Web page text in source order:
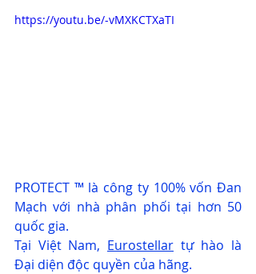
https://youtu.be/-vMXKCTXaTI
PROTECT ™ là công ty 100% vốn Đan
Mạch với nhà phân phối tại hơn 50
quốc gia.
Tại Việt Nam, Eurostellar tự hào là
Đại diện độc quyền của hãng.